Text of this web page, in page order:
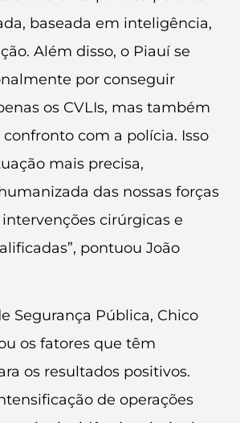
baseada em inteligência,
Além disso, o Piauí se
por conseguir
os CVLIs, mas também
com a polícia. Isso
mais precisa,
das nossas forças
cirúrgicas e
pontuou João
Segurança Pública, Chico
os fatores que têm
os resultados positivos.
de operações